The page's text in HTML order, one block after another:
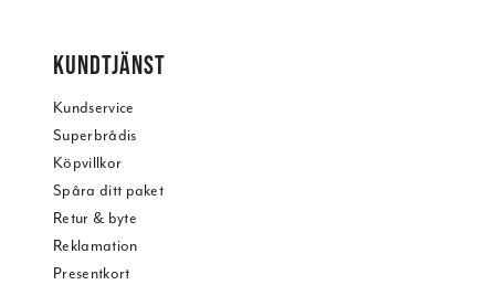
KUNDTJÄNST
Kundservice
Superbrådis
Köpvillkor
Spåra ditt paket
Retur & byte
Reklamation
Presentkort